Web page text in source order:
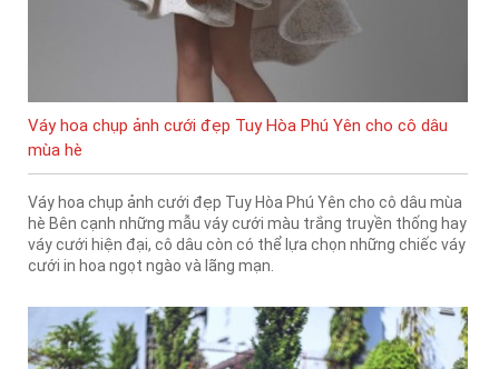
Váy hoa chụp ảnh cưới đẹp Tuy Hòa Phú Yên cho cô dâu
mùa hè
Váy hoa chụp ảnh cưới đẹp Tuy Hòa Phú Yên cho cô dâu mùa
hè Bên cạnh những mẫu váy cưới màu trắng truyền thống hay
váy cưới hiện đại, cô dâu còn có thể lựa chọn những chiếc váy
cưới in hoa ngọt ngào và lãng mạn.